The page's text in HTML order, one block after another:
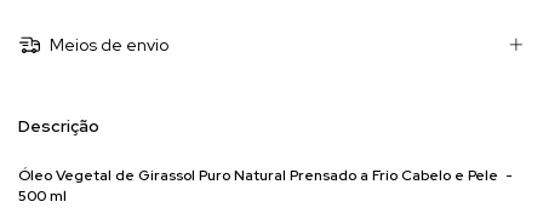
Meios de envio
Descrição
Óleo Vegetal de Girassol Puro Natural Prensado a Frio Cabelo e Pele -
500 ml